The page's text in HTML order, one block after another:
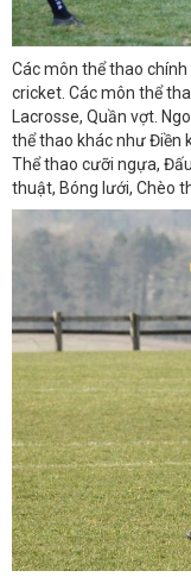
Các môn thể thao
cricket. Các môn thể
Lacrosse, Quần vợt.
thể thao khác như Điền
Thể thao cưỡi ngựa,
thuật, Bóng lưới, Chèo